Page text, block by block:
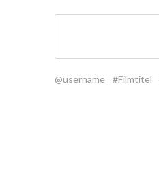
@username #Filmtitel